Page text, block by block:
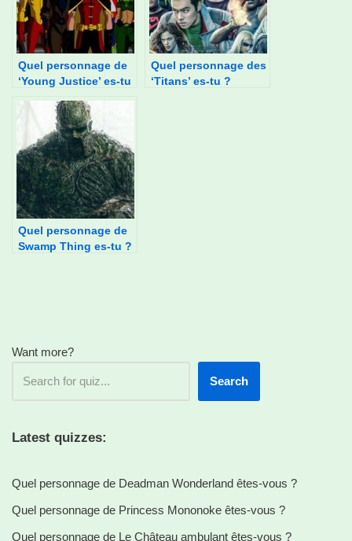
Quel personnage de
‘Young Justice’ es-tu
Quel personnage des
‘Titans’ es-tu ?
Quel personnage de
Swamp Thing es-tu ?
Want more?
Search
Latest quizzes:
Quel personnage de Deadman Wonderland êtes-vous ?
Quel personnage de Princess Mononoke êtes-vous ?
Quel personnage de Le Château ambulant êtes-vous ?